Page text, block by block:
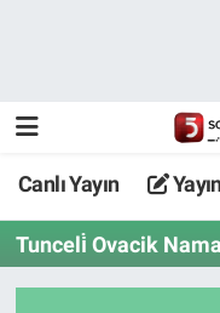
Canlı Yayın
Tunceli̇ Ovacik
TV 5 Ekranı ve